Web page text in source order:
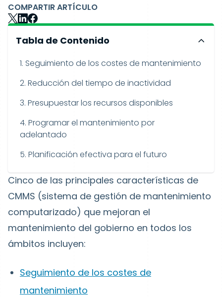
COMPARTIR ARTÍCULO
Tabla de Contenido
1. Seguimiento de los costes de mantenimiento
2. Reducción del tiempo de inactividad
3. Presupuestar los recursos disponibles
4. Programar el mantenimiento por
adelantado
5. Planificación efectiva para el futuro
Cinco de las principales características de
CMMS (sistema de gestión de mantenimiento
computarizado) que mejoran el
mantenimiento del gobierno en todos los
ámbitos incluyen:
Seguimiento de los costes de
mantenimiento